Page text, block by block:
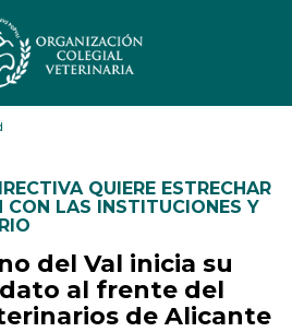
QUIERE ESTRECHAR
CON LAS INSTITUCIONES Y
del Val inicia su
al frente del
de Alicante